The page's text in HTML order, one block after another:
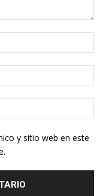
y sitio web en este